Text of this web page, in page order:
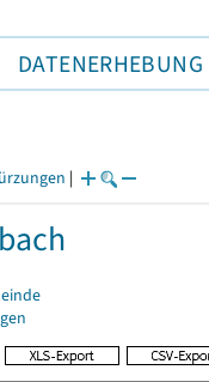
DATENERHEBUNG
|